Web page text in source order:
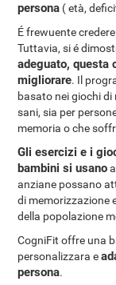
persona ( età,
É frewuente
Tuttavia, si é
adeguato, questa
migliorare. Il
basato nei giochi
sani, sia per
memoria o che
Gli esercizi e i
bambini si usano
anziane possano
di memorizzazione
della popolazione
CogniFit offre una
personalizzara e
persona.